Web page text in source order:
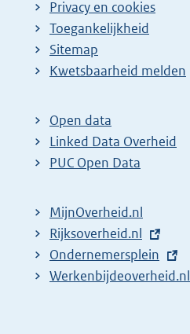
Privacy en cookies
Toegankelijkheid
Sitemap
E
t
e
r
l
i
n
k
Kwetsbaarheid melden
Open data
Linked Data Overheid
PUC Open Data
MijnOverheid.nl
E
x
t
Rijksoverheid.nl
E
x
Ondernemersplein
E
Werkenbijdeoverheid.nl